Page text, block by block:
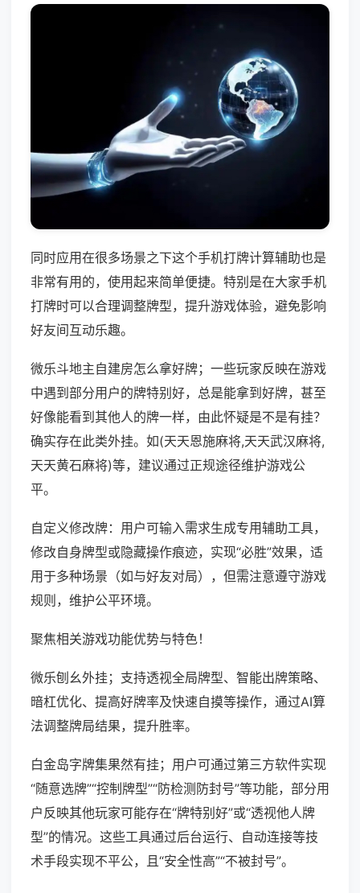
同时应用在很多场景之下这个手机打牌计算辅助也是
非常有用的，使用起来简单便捷。特别是在大家手机
打牌时可以合理调整牌型，提升游戏体验，避免影响
好友间互动乐趣。
微乐斗地主自建房怎么拿好牌；一些玩家反映在游戏
中遇到部分用户的牌特别好，总是能拿到好牌，甚至
好像能看到其他人的牌一样，由此怀疑是不是有挂？
确实存在此类外挂。如(天天恩施麻将,天天武汉麻将,
天天黄石麻将)等，建议通过正规途径维护游戏公
平。
自定义修改牌：用户可输入需求生成专用辅助工具，
修改自身牌型或隐藏操作痕迹，实现“必胜”效果，适
用于多种场景（如与好友对局），但需注意遵守游戏
规则，维护公平环境。
聚焦相关游戏功能优势与特色！
微乐刨幺外挂；支持透视全局牌型、智能出牌策略、
暗杠优化、提高好牌率及快速自摸等操作，通过AI算
法调整牌局结果，提升胜率。
白金岛字牌集果然有挂；用户可通过第三方软件实现
“随意选牌”“控制牌型”“防检测防封号”等功能，部分用
户反映其他玩家可能存在“牌特别好”或“透视他人牌
型”的情况。这些工具通过后台运行、自动连接等技
术手段实现不平公，且“安全性高”“不被封号”。